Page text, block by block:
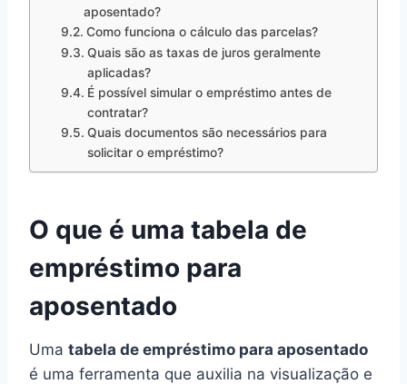
aposentado?
Como funciona o cálculo das parcelas?
Quais são as taxas de juros geralmente
aplicadas?
É possível simular o empréstimo antes de
contratar?
Quais documentos são necessários para
solicitar o empréstimo?
O que é uma tabela de
empréstimo para
aposentado
Uma tabela de empréstimo para aposentado
é uma ferramenta que auxilia na visualização e